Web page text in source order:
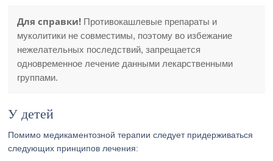
Для справки! Противокашлевые препараты и
муколитики не совместимы, поэтому во избежание
нежелательных последствий, запрещается
одновременное лечение данными лекарственными
группами.
У детей
Помимо медикаментозной терапии следует придерживаться
следующих принципов лечения: